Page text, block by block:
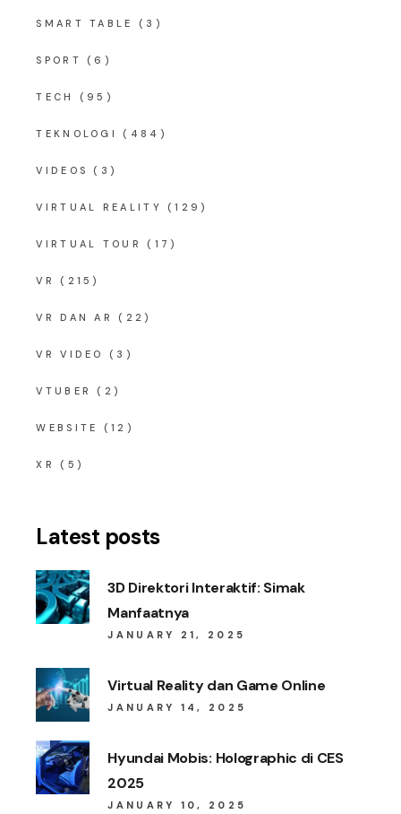
SMART TABLE (3)
SPORT (6)
TECH (95)
TEKNOLOGI (484)
VIDEOS (3)
VIRTUAL REALITY (129)
VIRTUAL TOUR (17)
VR (215)
VR DAN AR (22)
VR VIDEO (3)
VTUBER (2)
WEBSITE (12)
XR (5)
Latest posts
3D Direktori Interaktif: Simak
Manfaatnya
JANUARY 21, 2025
Virtual Reality dan Game Online
JANUARY 14, 2025
Hyundai Mobis: Holographic di CES
2025
JANUARY 10, 2025